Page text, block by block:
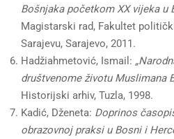
Bošnjaka početkom XX vijeka u
Magistarski rad, Fakultet
Sarajevu, Sarajevo, 2011.
Hadžiahmetović, Ismail:
društvenome životu Muslimana
Historijski arhiv, Tuzla, 1998.
Kadić, Dženeta: Doprinos
obrazovnoj praksi u Bosni i